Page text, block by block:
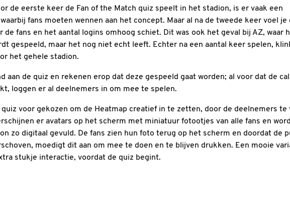
de eerste keer de Fan of the Match quiz speelt in het stadion, is er vaak een
fans moeten wennen aan het concept. Maar al na de tweede keer voel je
de fans en het aantal logins omhoog schiet. Dit was ook het geval bij AZ, waar
gespeeld, maar het nog niet echt leeft. Echter na een aantal keer spelen,
het gehele stadion.
aan de quiz en rekenen erop dat deze gespeeld gaat worden; al voor dat de
loggen er al deelnemers in om mee te spelen.
voor gekozen om de Heatmap creatief in te zetten, door de deelnemers te
er avatars op het scherm met miniatuur fotootjes van alle fans en
zo digitaal gevuld. De fans zien hun foto terug op het scherm en doordat de
moedigt dit aan om mee te doen en te blijven drukken. Een mooie
stukje interactie, voordat de quiz begint.